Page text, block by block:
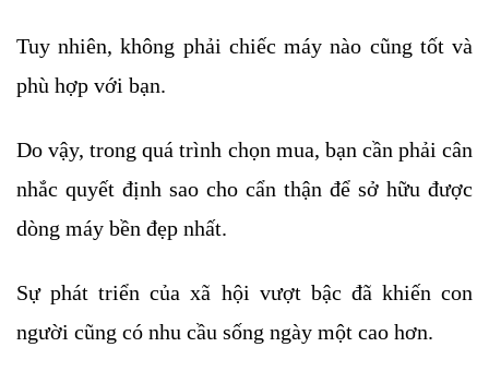
Tuy nhiên, không phải chiếc máy nào cũng tốt và
phù hợp với bạn.
Do vậy, trong quá trình chọn mua, bạn cần phải cân
nhắc quyết định sao cho cẩn thận để sở hữu được
dòng máy bền đẹp nhất.
Sự phát triển của xã hội vượt bậc đã khiến con
người cũng có nhu cầu sống ngày một cao hơn.